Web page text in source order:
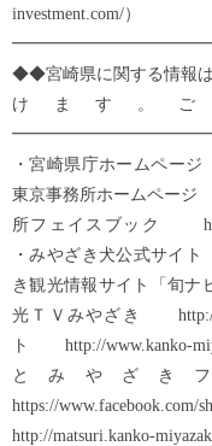
investment.com/）
◆◆宮崎県に関する情
けます。
・宮崎県庁ホームペー
東京事務所ホームペー
所フェイスブック
・みやざき犬公式サイト
き観光情報サイト「旬
光ＴＶみやざき http://
ト http://www.kanko-
とみやざ
https://
http://